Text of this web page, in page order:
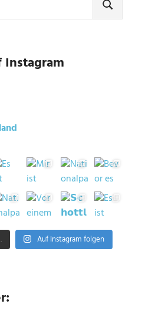
SUCHEN
Instagram
Auf Instagram folgen